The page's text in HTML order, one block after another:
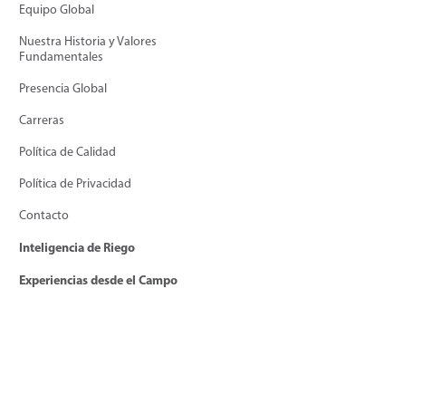
Equipo Global
Nuestra Historia y Valores
Fundamentales
Presencia Global
Carreras
Política de Calidad
Política de Privacidad
Contacto
Inteligencia de Riego
Experiencias desde el Campo